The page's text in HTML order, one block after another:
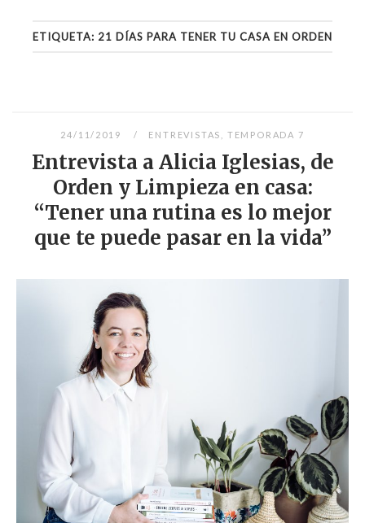
ETIQUETA: 21 DÍAS PARA TENER TU CASA EN ORDEN
24/11/2019 ENTREVISTAS TEMPORADA 7
Entrevista a Alicia Iglesias, de
Orden y Limpieza en casa:
“Tener una rutina es lo mejor
que te puede pasar en la vida”